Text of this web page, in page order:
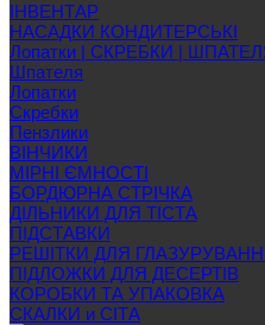
ІНВЕНТАР
НАСАДКИ КОНДИТЕРСЬКІ
Лопатки | СКРЕБКИ |
Шпателя
Лопатки
Скребки
Пензлики
ВІНЧИКИ
МІРНІ ЄМНОСТІ
БОРДЮРНА СТРІЧКА
ДІЛЬНИКИ ДЛЯ ТІСТА
ПІДСТАВКИ
РЕШІТКИ ДЛЯ
ПІДЛОЖКИ ДЛЯ ДЕСЕРТІВ
КОРОБКИ ТА УПАКОВКА
СКАЛКИ и СІТА